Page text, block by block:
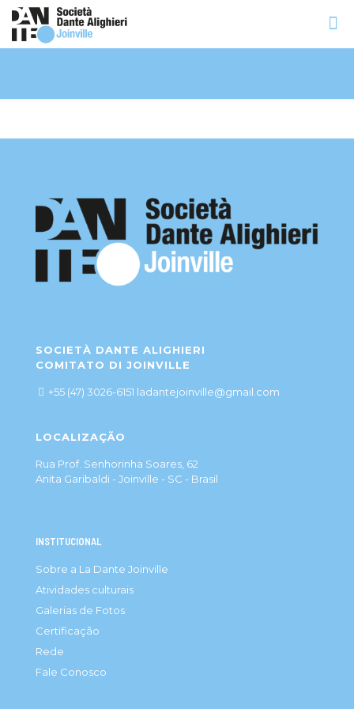
SOCIETÀ DANTE ALIGHIERI
COMITATO DI JOINVILLE
+55 (47) 3026-6151 ladantejoinville@gmail.com
LOCALIZAÇÃO
Rua Prof. Senhorinha Soares, 62
Anita Garibaldi - Joinville - SC - Brasil
INSTITUCIONAL
Sobre a La Dante Joinville
Atividades culturais
Galerias de Fotos
Certificação
Rede
Fale Conosco